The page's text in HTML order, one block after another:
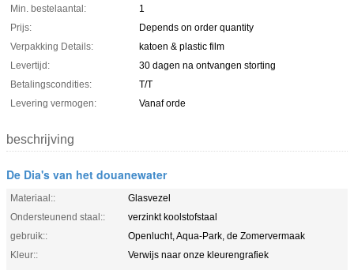
Min. bestelaantal:
1
Prijs:
Depends on order quantity
Verpakking Details:
katoen & plastic film
Levertijd:
30 dagen na ontvangen storting
Betalingscondities:
T/T
Levering vermogen:
Vanaf orde
beschrijving
De Dia's van het douanewater
Materiaal::
Glasvezel
Ondersteunend staal::
verzinkt koolstofstaal
gebruik::
Openlucht, Aqua-Park, de Zomervermaak
Kleur::
Verwijs naar onze kleurengrafiek